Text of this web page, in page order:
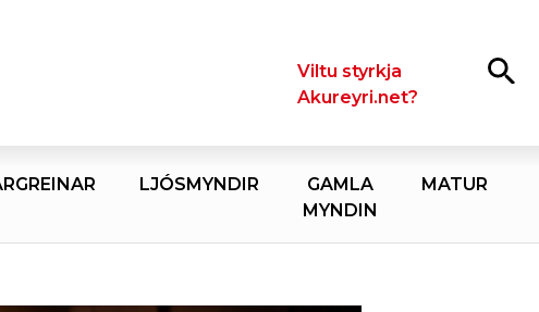
LeitaViltu styrkja
Akureyri.net?
LJÓSMYNDIR
GAMLA
MYNDIN
MATUR